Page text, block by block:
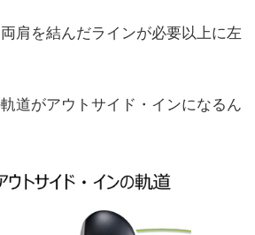
肩を結んだラインが必要以上に左
道がアウトサイド・インになるん